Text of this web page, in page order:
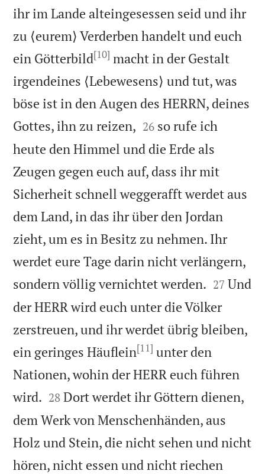
ihr im Lande alteingesessen seid und ihr
zu ⟨eurem⟩ Verderben handelt und euch
ein Götterbild[10] macht in der Gestalt
irgendeines ⟨Lebewesens⟩ und tut, was
böse ist in den Augen des HERRN, deines
Gottes, ihn zu reizen, 

26 so rufe ich
heute den Himmel und die Erde als
Zeugen gegen euch auf, dass ihr mit
Sicherheit schnell weggerafft werdet aus
dem Land, in das ihr über den Jordan
zieht, um es in Besitz zu nehmen. Ihr
werdet eure Tage darin nicht verlängern,
sondern völlig vernichtet werden. 

27 Und
der HERR wird euch unter die Völker
zerstreuen, und ihr werdet übrig bleiben,
ein geringes Häuflein[11] unter den
Nationen, wohin der HERR euch führen
wird. 

28 Dort werdet ihr Göttern dienen,
dem Werk von Menschenhänden, aus
Holz und Stein, die nicht sehen und nicht
hören, nicht essen und nicht riechen